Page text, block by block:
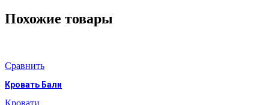
вариаций.
Похожие товары
Сравнить
Кровать Бали
Кровати